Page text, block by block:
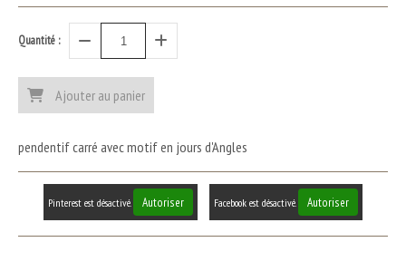
Quantité :
Ajouter au panier
pendentif carré avec motif en jours d'Angles
Pinterest est désactivé. Autoriser Facebook est désactivé. Autoriser